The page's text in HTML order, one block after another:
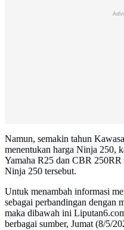
Namun, semakin tahun
menentukan harga Ninja 250,
Yamaha R25 dan CBR
Ninja 250 tersebut.
Untuk menambah informasi
sebagai perbandingan dengan
maka dibawah ini
berbagai sumber, Jumat (8/5/